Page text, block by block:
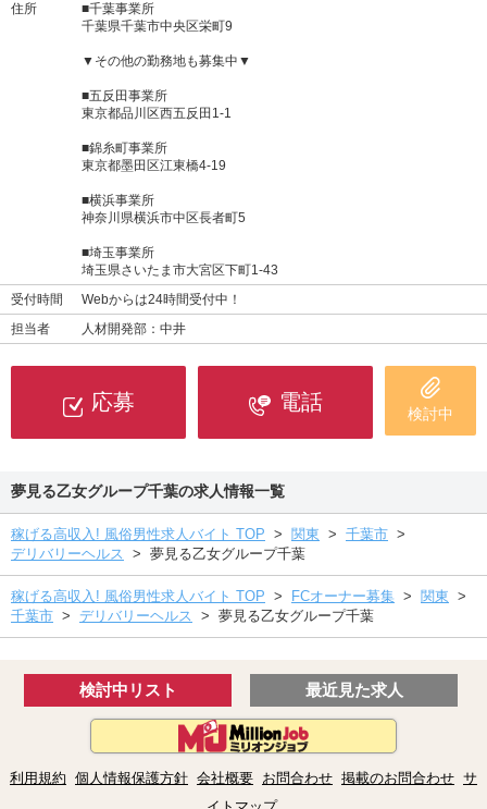
住所
■千葉事業所
千葉県千葉市中央区栄町9
▼その他の勤務地も募集中▼
■五反田事業所
東京都品川区西五反田1-1
■錦糸町事業所
東京都墨田区江東橋4-19
■横浜事業所
神奈川県横浜市中区長者町5
■埼玉事業所
埼玉県さいたま市大宮区下町1-43
受付時間
Webからは24時間受付中！
担当者
人材開発部：中井
応募 電話 検討中
夢見る乙女グループ千葉の求人情報一覧
稼げる高収入! 風俗男性求人バイト TOP > 関東 > 千葉市 >
デリバリーヘルス > 夢見る乙女グループ千葉
稼げる高収入! 風俗男性求人バイト TOP > FCオーナー募集 > 関東 >
千葉市 > デリバリーヘルス > 夢見る乙女グループ千葉
検討中リスト 最近見た求人
利用規約 個人情報保護方針 会社概要 お問合わせ 掲載のお問合わせ サ